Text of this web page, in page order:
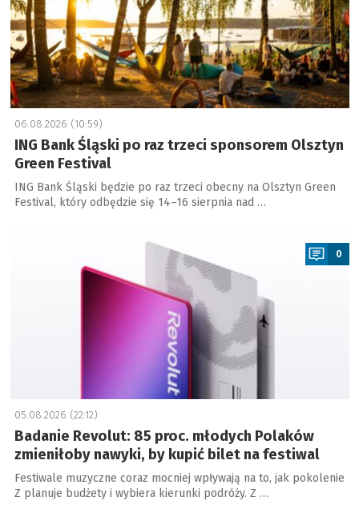
06.08.2026 (10:59)
ING Bank Śląski po raz trzeci sponsorem Olsztyn
Green Festival
ING Bank Śląski będzie po raz trzeci obecny na Olsztyn Green
Festival, który odbędzie się 14–16 sierpnia nad …
0
05.08.2026 (22:12)
Badanie Revolut: 85 proc. młodych Polaków
zmieniłoby nawyki, by kupić bilet na festiwal
Festiwale muzyczne coraz mocniej wpływają na to, jak pokolenie
Z planuje budżety i wybiera kierunki podróży. Z …